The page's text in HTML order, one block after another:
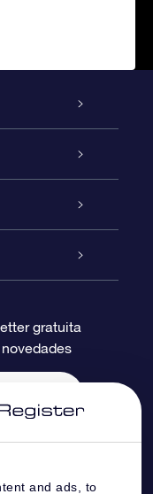
and ads, to
gratuita